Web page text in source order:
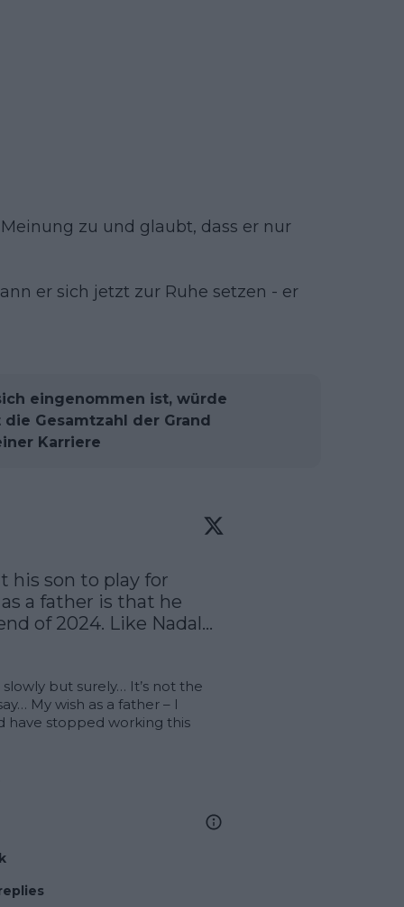
zu und glaubt, dass er nur
er sich jetzt zur Ruhe setzen - er
eingenommen ist, würde
die Gesamtzahl der Grand
Karriere
his son to play for
a father is that he
of 2024. Like Nadal...
but surely… It’s not the
My wish as a father – I
have stopped working this